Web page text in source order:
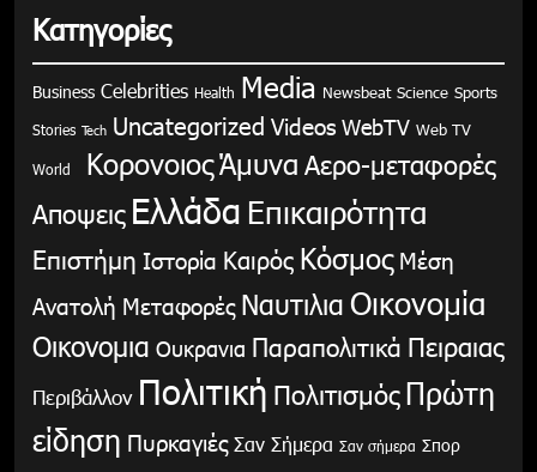
Κατηγορίες
Business Celebrities Health Media Newsbeat Science Sports
Stories Tech Uncategorized Videos WebTV Web TV
World ΚορονοιοςΆμυνα Αερο-μεταφορές
Αποψεις Ελλάδα Επικαιρότητα
Επιστήμη Ιστορία Καιρός Κόσμος Μέση
Ανατολή Μεταφορές Ναυτιλια Οικονομία
Οικονομια Ουκρανια Παραπολιτικά Πειραιας
Περιβάλλον Πολιτική Πολιτισμός Πρώτη
είδηση Πυρκαγιές Σαν Σήμερα Σαν σήμερα Σπορ